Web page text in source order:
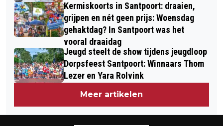
Kermiskoorts in Santpoort: draaien,
grijpen en nét geen prijs: Woensdag
gehaktdag? In Santpoort was het
vooral draaidag
Jeugd steelt de show tijdens jeugdloop
Dorpsfeest Santpoort: Winnaars Thom
Lezer en Yara Rolvink
Meer artikelen